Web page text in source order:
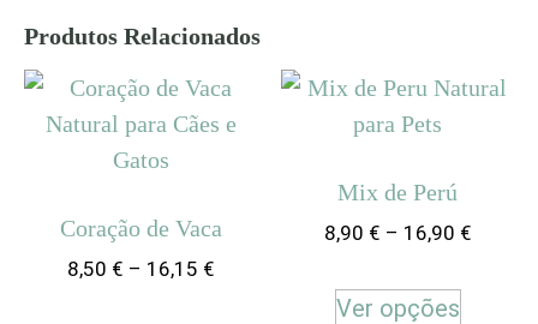
Produtos Relacionados
Coração de Vaca
8,50 € – 16,15 €
Mix de Perú
8,90 € – 16,90 €
Ver opções